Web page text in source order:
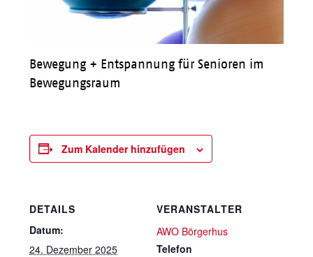
Bewegung + Entspannung für Senioren im
Bewegungsraum
Zum Kalender hinzufügen
DETAILS
Datum:
24. Dezember 2025
VERANSTALTER
AWO Börgerhus
Telefon